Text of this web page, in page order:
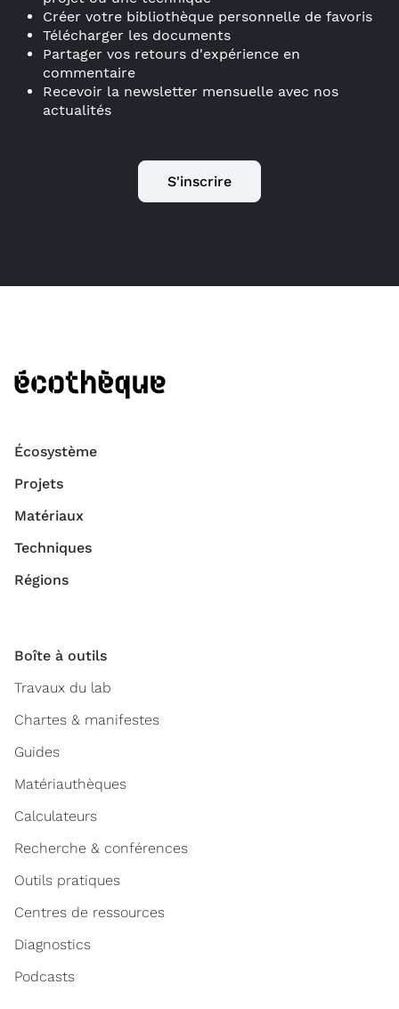
Créer votre bibliothèque personnelle de favoris
Télécharger les documents
Partager vos retours d'expérience en
commentaire
Recevoir la newsletter mensuelle avec nos
actualités
S'inscrire
Écosystème
Projets
Matériaux
Techniques
Régions
Boîte à outils
Travaux du lab
Chartes & manifestes
Guides
Matériauthèques
Calculateurs
Recherche & conférences
Outils pratiques
Centres de ressources
Diagnostics
Podcasts